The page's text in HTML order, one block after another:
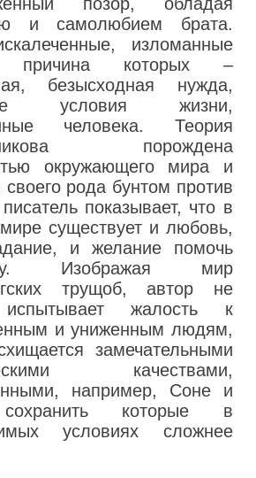
и самолюбием брата.
изломанные
причина которых –
безысходная нужда,
условия жизни,
человека. Теория
порождена
окружающего мира и
своего рода бунтом против
показывает, что в
существует и любовь,
и желание помочь
Изображая мир
трущоб, автор не
жалость к
и униженным людям,
замечательными
качествами,
например, Соне и
которые в
условиях сложнее